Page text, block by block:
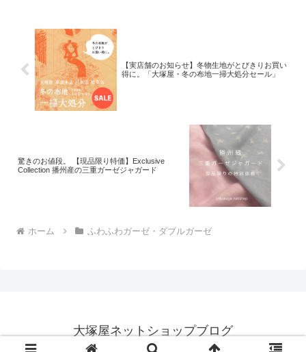
【実店舗のお知らせ】冬物生地がとびきりお買い
得に。「大塚屋・冬の布地一掃大処分セール」
驚きのお値段。 【現品限り特価】Exclusive
Collection 播州産の三重ガーゼジャガード
ホーム ふわふわガーゼ・ダブルガーゼ
大塚屋ネットショップブログ